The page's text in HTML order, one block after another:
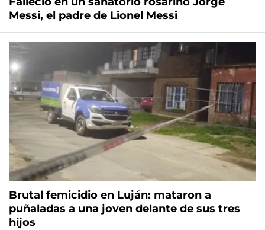
Messi, el padre de Lionel Messi
Brutal femicidio en Luján: mataron a
puñaladas a una joven delante de sus tres
hijos